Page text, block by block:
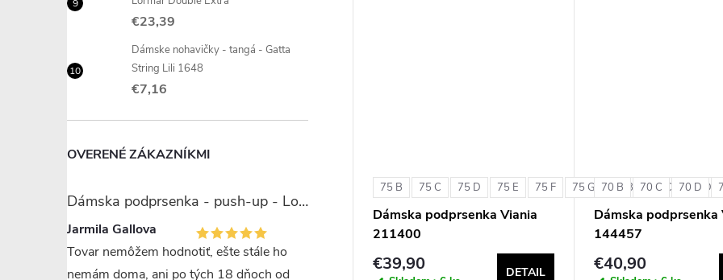
€23,39
Dámske nohavičky - tangá - Gatta
String Lili 1648
€7,16
OVERENÉ ZÁKAZNÍKMI
Dámska podprsenka - push-up - Lormar Miranda
Jarmila Gallova
Tovar nemôžem hodnotiť, ešte stále ho
nemám doma, ani po tých 18 dňoch od
75 B 75 C 75 D 75 E 75 F 75 G 80 B 80 C 80 D
Dámska podprsenka Viania
211400
€39,90 DETAIL
70 B 70 C 70 D
Dámska podprsenka
144457
€40,90